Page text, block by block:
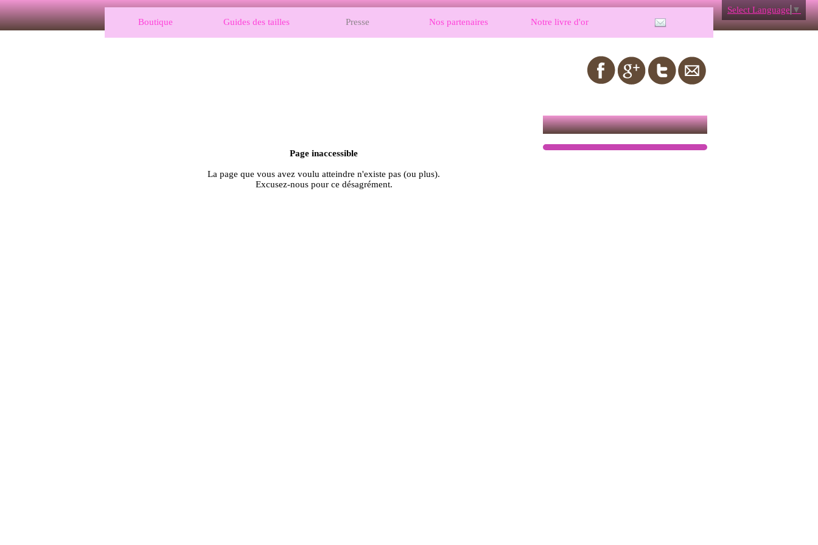
Select Language ▼
Boutique
Guides des tailles Presse Nos partenaires Notre livre d'or
Page inaccessible
La page que vous avez voulu atteindre n'existe pas (ou plus).
Excusez-nous pour ce désagrément.